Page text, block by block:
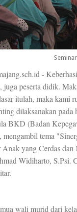
-
peserta didik.
itulah, maka kami
dilaksanakan pada
BKD (Badan
mengambil tema
yang Cerdas
Widiharto, S.Psi.
wali murid dari